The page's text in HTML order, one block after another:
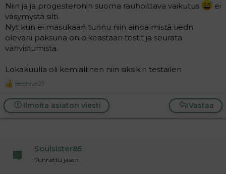
Niin ja ja progesteronin suoma rauhoittava vaikutus
ei
väsymystä silti.
Nyt kun ei masukaan tunnu niin ainoa mistä tiedn
olevani paksuna on oikeastaan testit ja seurata
vahvistumista.
Lokakuulla oli kemiallinen niin siksikin testailen
R
a
c
t
Beehive27
Vastaa
Ilmoita asiaton viesti
Soulsister85
Tunnettu jäsen